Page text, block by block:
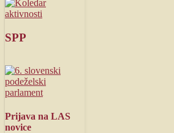
SPP
Prijava na LAS
novice